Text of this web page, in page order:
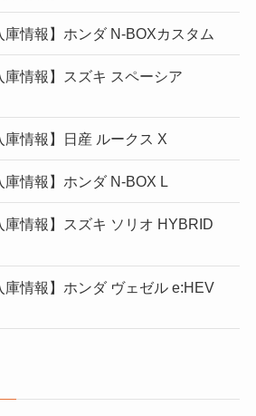
庫情報】ホンダ N-BOXカスタム
庫情報】スズキ スペーシア
庫情報】日産 ルークス X
庫情報】ホンダ N-BOX L
庫情報】スズキ ソリオ HYBRID
庫情報】ホンダ ヴェゼル e:HEV